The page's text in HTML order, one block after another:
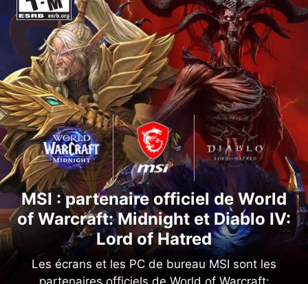
MSI : partenaire officiel de World
of Warcraft: Midnight et Diablo IV:
Lord of Hatred
Les écrans et les PC de bureau MSI sont les
partenaires officiels de World of Warcraft: